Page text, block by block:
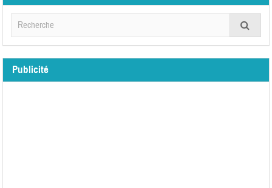
Publicité